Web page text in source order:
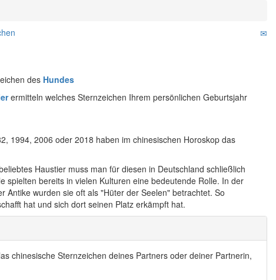
des Hundes
ermitteln welches Sternzeichen Ihrem persönlichen Geburtsjahr
1994, 2006 oder 2018 haben im chinesischen Horoskop das
Haustier muss man für diesen in Deutschland schließlich
spielten bereits in vielen Kulturen eine bedeutende Rolle. In der
wurden sie oft als "Hüter der Seelen" betrachtet. So
hat und sich dort seinen Platz erkämpft hat.
chinesische Sternzeichen deines Partners oder deiner Partnerin,